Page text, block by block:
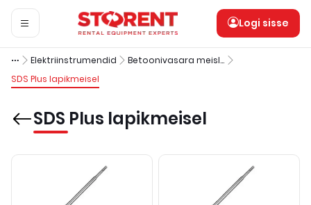
Logi sisse
Elektriinstrumendid
Betoonivasara meislikomplekt
SDS Plus lapikmeisel
SDS Plus lapikmeisel